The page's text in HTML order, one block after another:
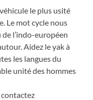
le plus usité
Le mot cycle nous
l’indo-européen
Aidez le yak à
les langues du
unité des hommes